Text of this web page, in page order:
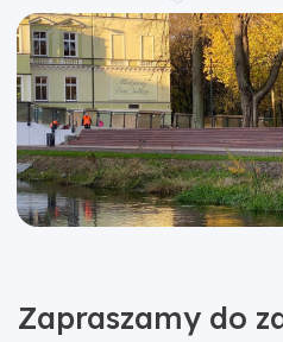
Zapraszamy do